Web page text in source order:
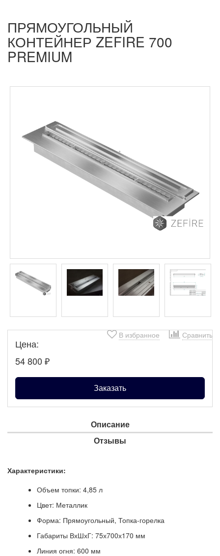
ПРЯМОУГОЛЬНЫЙ
КОНТЕЙНЕР ZEFIRE 700
PREMIUM
В избранное Сравнить
Цена:
54 800 ₽
Заказать
Описание
Отзывы
Характеристики:
Объем топки: 4,85 л
Цвет: Металлик
Форма: Прямоугольный, Топка-горелка
Габариты ВхШхГ: 75х700х170 мм
Линия огня: 600 мм